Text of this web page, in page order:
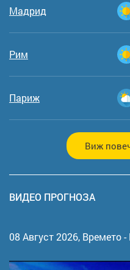
Мадрид
Рим
Париж
Виж
ВИДЕО ПРОГНОЗА
08 Август 2026, Времето